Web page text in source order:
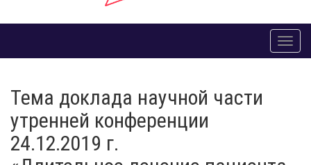
Тема доклада научной части
утренней конференции
24.12.2019 г.